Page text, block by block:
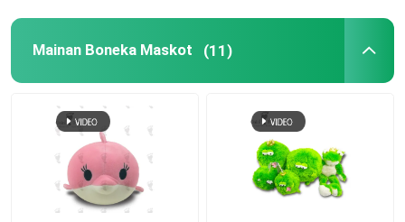
Bantal Bantal Mewah
Mainan Mewah Natal
Mainan Boneka Maskot (11)